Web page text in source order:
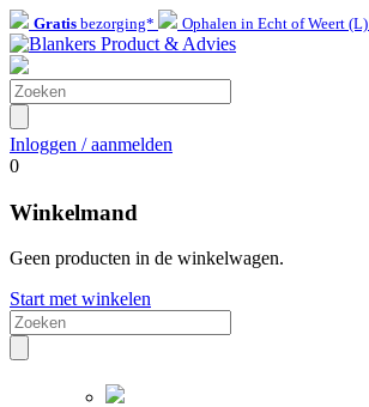
Gratis bezorging* Ophalen in Echt of Weert (L)
Inloggen / aanmelden
0
Winkelmand
Geen producten in de winkelwagen.
Start met winkelen